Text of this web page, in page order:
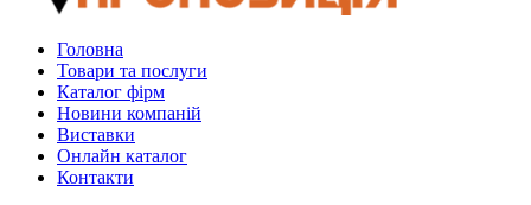
Головна
Товари та послуги
Каталог фірм
Новини компаній
Виставки
Онлайн каталог
Контакти